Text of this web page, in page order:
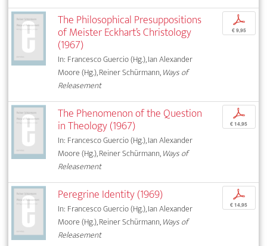
The Philosophical Presuppositions
of Meister Eckhart’s Christology
(1967)
In: Francesco Guercio (Hg.), Ian Alexander
Moore (Hg.), Reiner Schürmann,Ways of
Releasement
p
€ 9,95
The Phenomenon of the Question
in Theology (1967)
In: Francesco Guercio (Hg.), Ian Alexander
Moore (Hg.), Reiner Schürmann,Ways of
Releasement
p
€ 14,95
Peregrine Identity (1969)
In: Francesco Guercio (Hg.), Ian Alexander
Moore (Hg.), Reiner Schürmann,Ways of
Releasement
p
€ 14,95